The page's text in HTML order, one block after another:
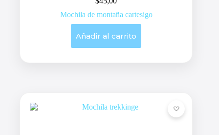
Mochila de montaña cartesigo
Añadir al carrito